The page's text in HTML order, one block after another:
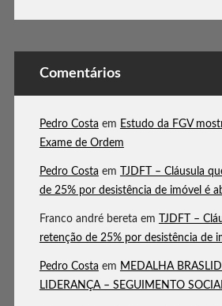
Comentários
Pedro Costa em Estudo da FGV
Exame de Ordem
Pedro Costa em
TJDFT – Cláusula
de 25% por desistência de imóvel é
Franco andré bereta em
TJDFT –
retenção de 25% por desistência de
Pedro Costa em MEDALHA
LIDERANÇA – SEGUIMENTO